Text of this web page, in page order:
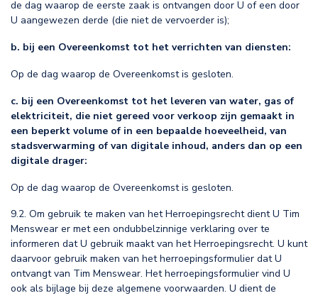
de dag waarop de eerste zaak is ontvangen door U of een door
U aangewezen derde (die niet de vervoerder is);
b. bij een Overeenkomst tot het verrichten van diensten:
Op de dag waarop de Overeenkomst is gesloten.
c. bij een Overeenkomst tot het leveren van water, gas of
elektriciteit, die niet gereed voor verkoop zijn gemaakt in
een beperkt volume of in een bepaalde hoeveelheid, van
stadsverwarming of van digitale inhoud, anders dan op een
digitale drager:
Op de dag waarop de Overeenkomst is gesloten.
9.2. Om gebruik te maken van het Herroepingsrecht dient U Tim
Menswear er met een ondubbelzinnige verklaring over te
informeren dat U gebruik maakt van het Herroepingsrecht. U kunt
daarvoor gebruik maken van het herroepingsformulier dat U
ontvangt van Tim Menswear. Het herroepingsformulier vind U
ook als bijlage bij deze algemene voorwaarden. U dient de